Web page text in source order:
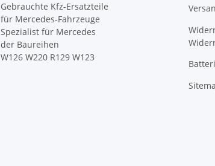
Gebrauchte Kfz-Ersatzteile
für Mercedes-Fahrzeuge
Spezialist für Mercedes
der Baureihen
W126 W220 R129 W123